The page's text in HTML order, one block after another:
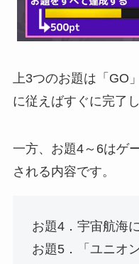
上3つのお題は「GO
に従えばすぐに完了し
一方、お題4～6はゲ
される内容です。
お題4．宇宙航海
お題5．「ユニオ